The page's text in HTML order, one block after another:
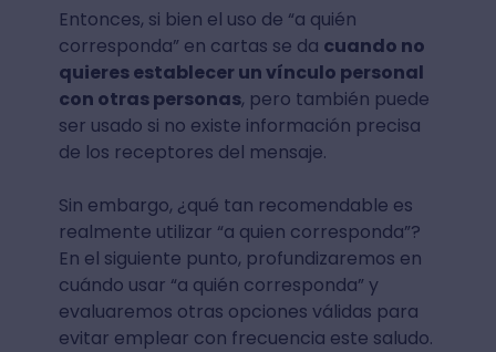
Entonces, si bien el uso de “a quién
corresponda” en cartas se da cuando no
quieres establecer un vínculo personal
con otras personas, pero también puede
ser usado si no existe información precisa
de los receptores del mensaje.
Sin embargo, ¿qué tan recomendable es
realmente utilizar “a quien corresponda”?
En el siguiente punto, profundizaremos en
cuándo usar “a quién corresponda” y
evaluaremos otras opciones válidas para
evitar emplear con frecuencia este saludo.